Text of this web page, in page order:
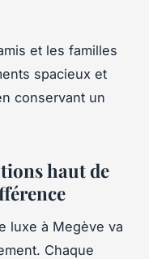
et les familles
spacieux et
conservant un
haut de
luxe à Megève va
Chaque